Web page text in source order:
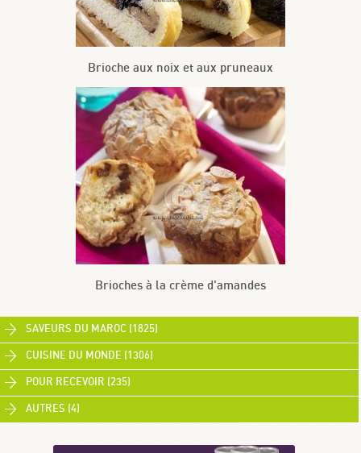
Brioche aux noix et aux pruneaux
Brioches à la crème d'amandes
SAVEURS DU MAROC (1825)
CUISINE DU MONDE (1306)
POUR RECEVOIR (235)
AUTRES (4)